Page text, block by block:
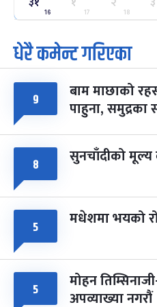
मंगल फाल्गुन २५, २०८३ Mar 9, 2027
७
आइत
पूर्णिमा व्रत
चैत्र ७, २०८३-Mar 21, 2027
८ फागुपूर्णिमा
चैत्र ८, २०८३-Mar 22, 2027
16 17 18
धेरै कमेन्ट गरिएका
९ बाम माछाको
पाहुना, समुद्रका
८ सुनचाँदीको मूल्य
५ मधेशमा भयको
५ मोहन
अपव्याख्या नगरौं